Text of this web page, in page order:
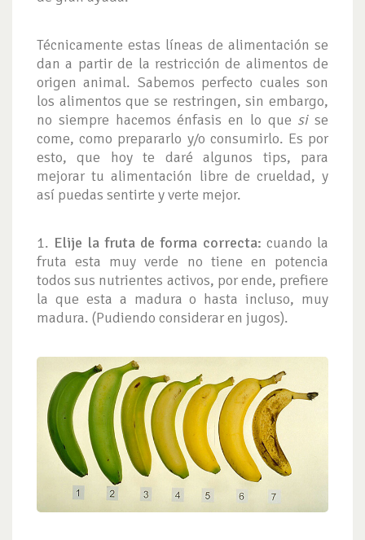
Técnicamente estas líneas de alimentación se
dan a partir de la restricción de alimentos de
origen animal. Sabemos perfecto cuales son
los alimentos que se restringen, sin embargo,
no siempre hacemos énfasis en lo que sise
come, como prepararlo y/o consumirlo. Es por
esto, que hoy te daré algunos tips, para
mejorar tu alimentación libre de crueldad, y
así puedas sentirte y verte mejor.
1. Elije la fruta de forma correcta: cuando la
fruta esta muy verde no tiene en potencia
todos sus nutrientes activos, por ende, prefiere
la que esta a madura o hasta incluso, muy
madura. (Pudiendo considerar en jugos).